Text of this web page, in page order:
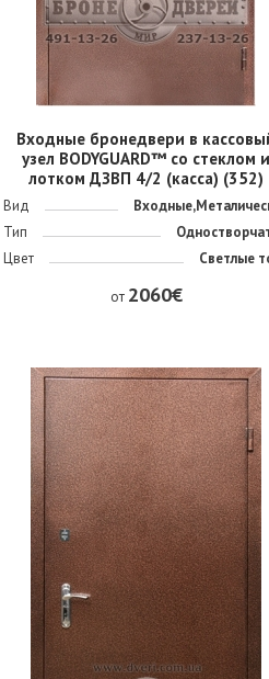
Входные бронедвери в
узел BODYGUARD™ со стеклом и
лотком ДЗВП 4/2 (касса) (352)
Вид
Тип
Цвет
Светлые
от 2060€